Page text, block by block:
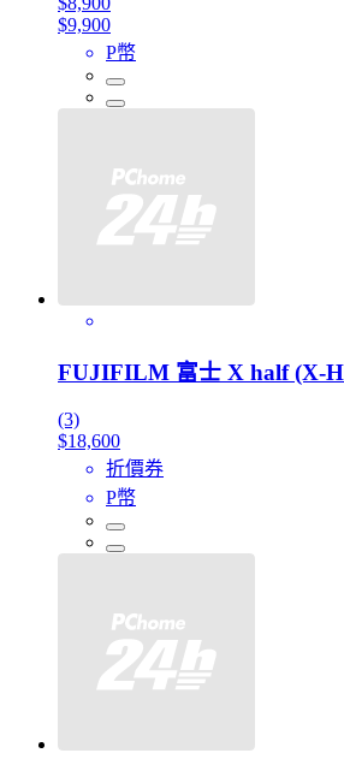
$9,900
P幣
FUJIFILM 富士 X half (X-
(3)
$18,600
折價券
P幣